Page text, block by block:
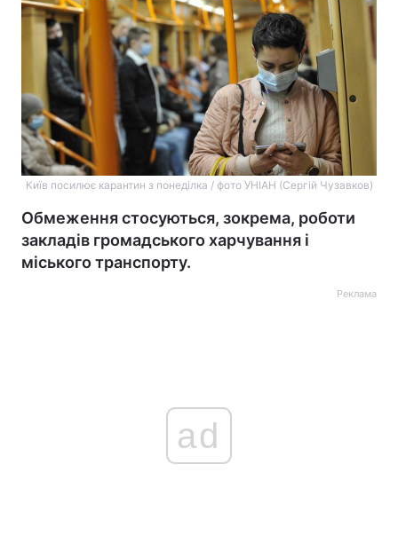
Київ посилює карантин з понеділка / фото УНІАН (Сергій Чузавков)
Обмеження стосуються, зокрема, роботи
закладів громадського харчування і
міського транспорту.
Реклама
ad